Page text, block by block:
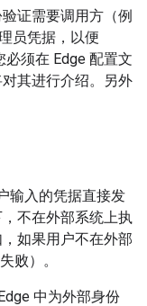
证需要调用方（例
员凭据，以便
必须在 Edge 配置文
其进行介绍。另外
输入的凭据直接发
不在外部系统上执
如果用户不在外部
败）。
中为外部身份